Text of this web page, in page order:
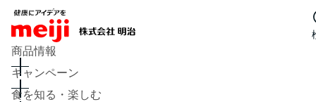
商品情報
キャンペーン
食を知る・楽しむ